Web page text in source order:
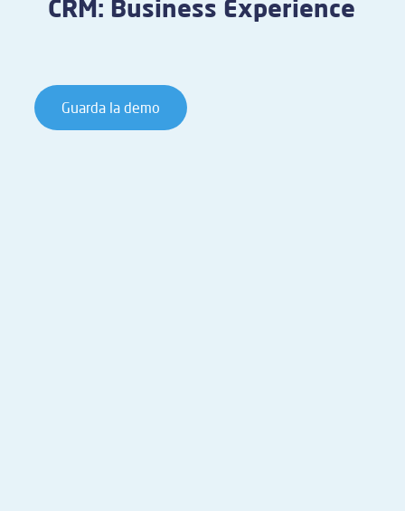
CRM: Business Experience
Guarda la demo